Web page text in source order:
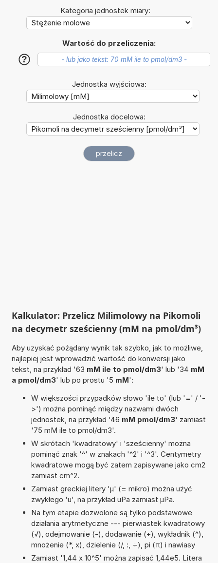
Kategoria jednostek miary:
Wartość do przeliczenia:
?
Jednostka wyjściowa:
Jednostka docelowa:
Kalkulator: Przelicz Milimolowy na Pikomoli
na decymetr sześcienny (mM na pmol/dm³)
Aby uzyskać pożądany wynik tak szybko, jak to możliwe,
najlepiej jest wprowadzić wartość do konwersji jako
tekst, na przykład '63 mM ile to pmol/dm3' lub '34 mM
a pmol/dm3' lub po prostu '5 mM':
W większości przypadków słowo 'ile to' (lub '=' / '-
>') można pominąć między nazwami dwóch
jednostek, na przykład '46 mM pmol/dm3' zamiast
'75 mM ile to pmol/dm3'.
W skrótach 'kwadratowy' i 'sześcienny' można
pominąć znak '^' w znakach '^2' i '^3'. Centymetry
kwadratowe mogą być zatem zapisywane jako cm2
zamiast cm^2.
Zamiast greckiej litery 'µ' (= mikro) można użyć
zwykłego 'u', na przykład uPa zamiast µPa.
Na tym etapie dozwolone są tylko podstawowe
działania arytmetyczne --- pierwiastek kwadratowy
(√), odejmowanie (-), dodawanie (+), wykładnik (^),
mnożenie (*, x), dzielenie (/, :, ÷), pi (π) i nawiasy
Zamiast '1,44 x 10^5' można zapisać 1,44e5. Litera